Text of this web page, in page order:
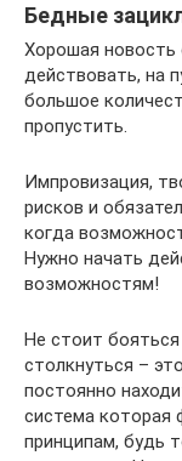
Бедные
Хорошая новость
действовать, на
большое
пропустить.
Импровизация,
рисков и
когда
Нужно начать
возможностям!
Не стоит бояться
столкнуться –
постоянно
система которая
принципам, будь